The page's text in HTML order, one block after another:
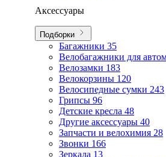
Аксессуары
Подборки
Багажники 35
Велобагажники для
Велозамки 183
Велокорзины 120
Велосипедные сумки 243
Грипсы 96
Детские кресла 48
Другие аксессуары 40
Запчасти и велохимия 28
Звонки 166
Зеркала 13